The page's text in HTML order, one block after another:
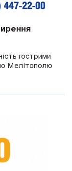
гострими
Мелітополю